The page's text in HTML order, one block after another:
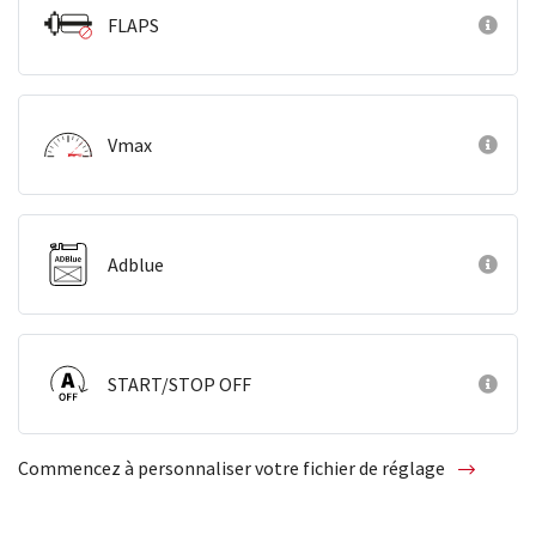
FLAPS
Vmax
Adblue
START/STOP OFF
Commencez à personnaliser votre fichier de réglage